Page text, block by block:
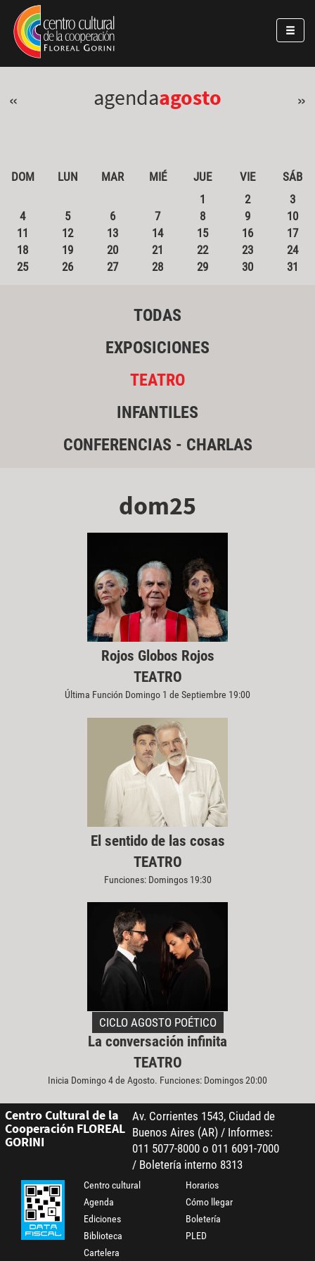
Pasar al contenido principal
Jump to main content
« agendaagosto »
DOM LUN MAR MIÉ JUE VIE
SÁB
1
2
3
4
5 6 7 8 9
10
11
12 13 14 15 16
17
18
19 20 21 22 23
24
25
26 27 28 29 30 31
TODAS
EXPOSICIONES
TEATRO
INFANTILES
CONFERENCIAS - CHARLAS
dom25
Rojos Globos Rojos
TEATRO
Última Función Domingo 1 de Septiembre 19:00
El sentido de las cosas
TEATRO
Funciones: Domingos 19:30
CICLO AGOSTO POÉTICO
La conversación infinita
TEATRO
Inicia Domingo 4 de Agosto. Funciones: Domingos 20:00
Centro Cultural de la
Cooperación FLOREAL
GORINI
Av. Corrientes 1543, Ciudad de
Buenos Aires (AR) / Informes:
011 5077-8000 o 011 6091-7000
/ Boletería interno 8313
Centro cultural
Agenda
Ediciones
Biblioteca
Cartelera
Horarios
Cómo llegar
Boletería
PLED